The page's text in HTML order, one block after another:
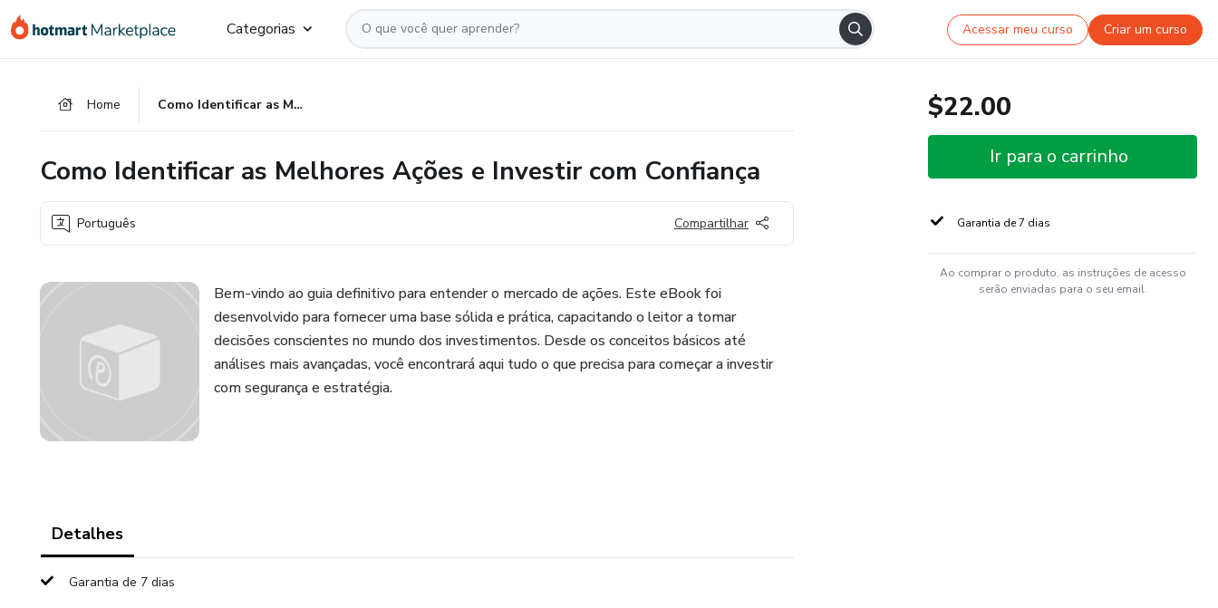
para
para
para
Categorias Acessar meu curso Criar um curso
Home Como Identificar as Melhores Ações e Investir com Confiança
Como Identificar as Melhores Ações e Investir com Confiança
Português Compartilhar
Bem-vindo ao guia definitivo para entender o mercado de ações. Este eBook foi
desenvolvido para fornecer uma base sólida e prática, capacitando o leitor a tomar
decisões conscientes no mundo dos investimentos. Desde os conceitos básicos até
análises mais avançadas, você encontrará aqui tudo o que precisa para começar a investir
com segurança e estratégia.
Detalhes
Garantia de 7 dias
$22.00
Ir para o carrinho
Garantia de 7 dias
Ao comprar o produto, as instruções de acesso
serão enviadas para o seu email.